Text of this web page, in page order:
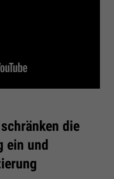
die
ein und